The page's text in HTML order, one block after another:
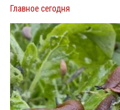
Главное сегодня